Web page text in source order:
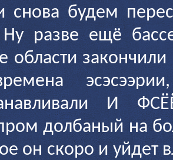
снова будем
Ну разве ещё
области
И
долбаный на
он скоро и